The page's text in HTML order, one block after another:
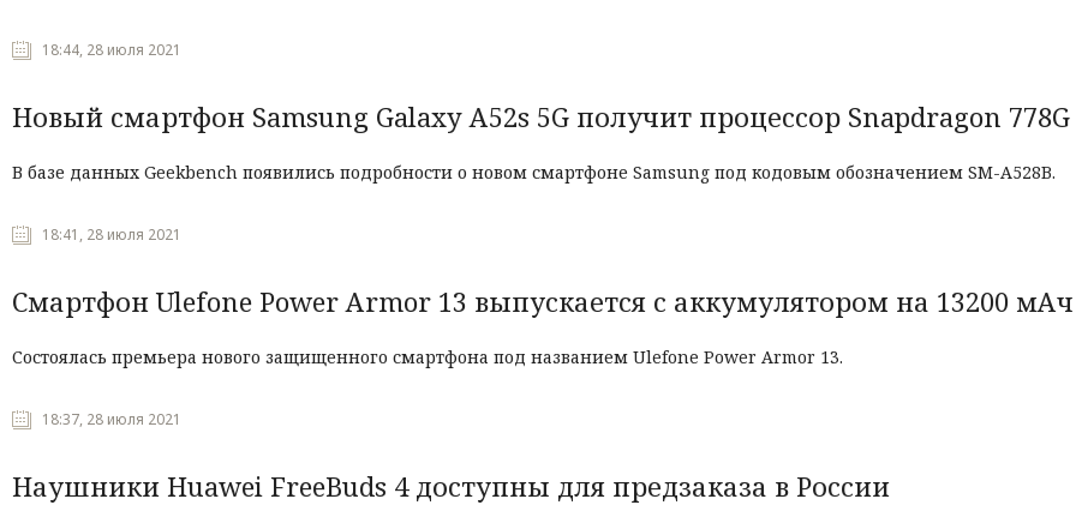
18:44, 28 июля 2021
Новый смартфон Samsung Galaxy A52s 5G получит процессор Snapdragon 778G
В базе данных Geekbench появились подробности о новом смартфоне Samsung под кодовым обозначением SM-A528B.
18:41, 28 июля 2021
Смартфон Ulefone Power Armor 13 выпускается с аккумулятором на 13200 мАч
Состоялась премьера нового защищенного смартфона под названием Ulefone Power Armor 13.
18:37, 28 июля 2021
Наушники Huawei FreeBuds 4 доступны для предзаказа в России